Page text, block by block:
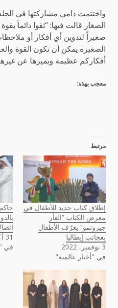
واختتمت دامي مشاركتها في
الصغار قالت فيها: “ثقوا دائماً
صغيراً لتدوين أي أفكار أو
الصغيرة يمكن أن تكون القوة
أفكاركم عظيمة ويميزها عن
معجب بهذه:
مرتبط
إطلاق كتاب جديد للأطفال في
معرض الكتاب “الفأر
جيرونمو” يعرّف الأطفال
بعجائب إيطاليا
3 نوفمبر، 2022
في "أخبار عالمية"
31 أكتوبر، 2019
في